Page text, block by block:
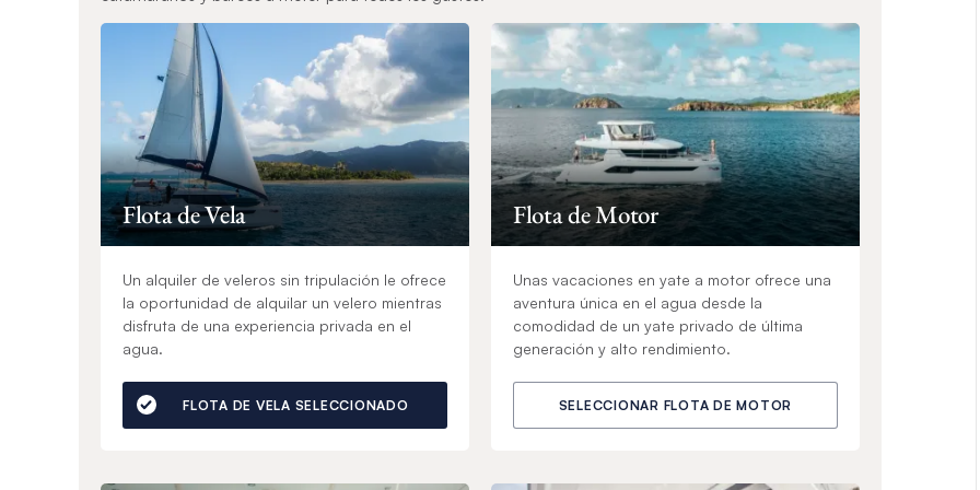
Flota de Vela
Un alquiler de veleros sin tripulación le ofrece
la oportunidad de alquilar un velero mientras
disfruta de una experiencia privada en el
agua.
FLOTA DE VELA SELECCIONADO
Flota de Motor
Unas vacaciones en yate a motor ofrece una
aventura única en el agua desde la
comodidad de un yate privado de última
generación y alto rendimiento.
SELECCIONAR FLOTA DE MOTOR